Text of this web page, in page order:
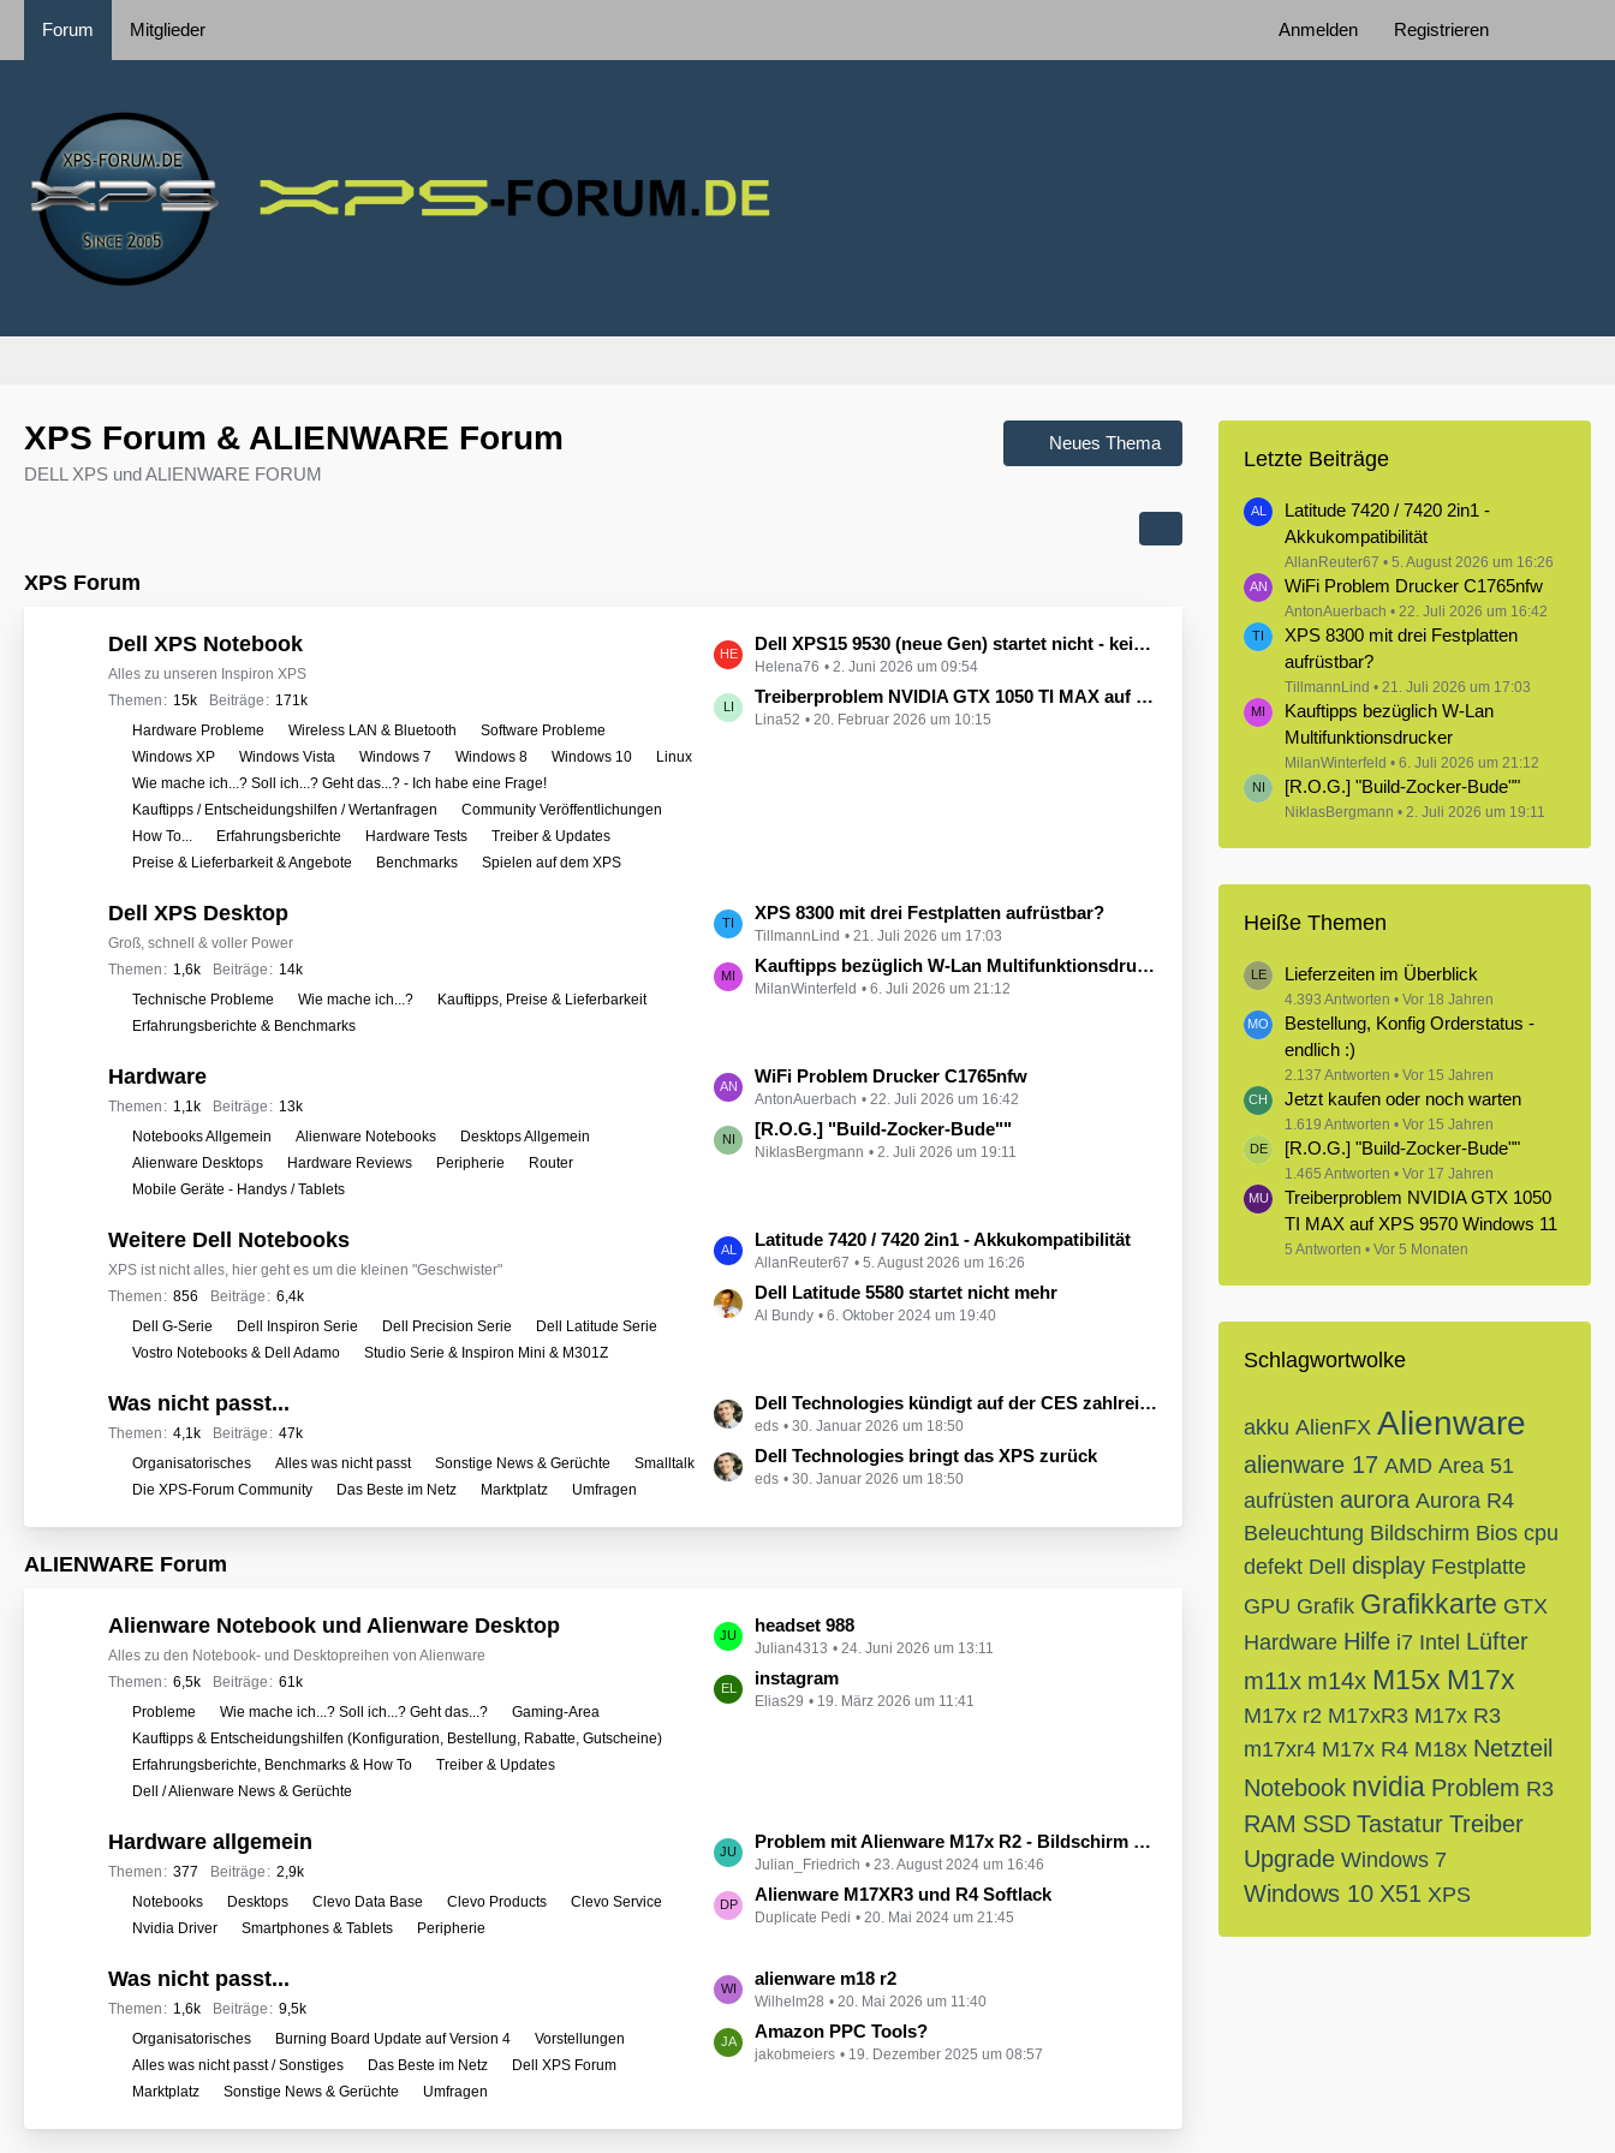
Forum Mitglieder Anmelden Registrieren
XPS Forum & ALIENWARE Forum
DELL XPS und ALIENWARE FORUM
Neues Thema
XPS Forum
Dell XPS Notebook
Alles zu unseren Inspiron XPS
Themen
15k Beiträge 171k
L
e
t
z
r
ä
g
e
Dell XPS15 9530 (neue Gen) startet nicht - kein booten, kein Licht - nichts tut sich - hat jemand eine Idee wie man ihn zum Leben erwecken könnte?
Helena76 2. Juni 2026 um 09:54
Treiberproblem NVIDIA GTX 1050 TI MAX auf XPS 9570 Windows 11
Lina52 20. Februar 2026 um 10:15
r
e
n
Hardware Probleme Wireless LAN & Bluetooth
Software Probleme
Windows XP
Windows Vista Windows 7 Windows 8 Windows 10
Linux
Wie mache ich...? Soll ich...? Geht das...? - Ich habe eine Frage!
Kauftipps / Entscheidungshilfen / Wertanfragen
Community Veröffentlichungen
How To...
Erfahrungsberichte Hardware Tests
Treiber & Updates
Preise & Lieferbarkeit & Angebote
Benchmarks Spielen auf dem XPS
Dell XPS Desktop
Groß, schnell & voller Power
Themen
1,6k Beiträge 14k
L
e
t
z
B
e
t
e
XPS 8300 mit drei Festplatten aufrüstbar?
TillmannLind 21. Juli 2026 um 17:03
Kauftipps bezüglich W-Lan Multifunktionsdrucker
MilanWinterfeld 6. Juli 2026 um 21:12
e
r
n
Technische Probleme Wie mache ich...?
Kauftipps, Preise & Lieferbarkeit
Erfahrungsberichte & Benchmarks
Hardware
Themen 1,1k Beiträge 13k
L
e
t
z
B
e
t
e
WiFi Problem Drucker C1765nfw
AntonAuerbach 22. Juli 2026 um 16:42
[R.O.G.] "Build-Zocker-Bude""
NiklasBergmann 2. Juli 2026 um 19:11
r
f
o
Notebooks Allgemein Alienware Notebooks
Desktops Allgemein
Alienware Desktops
Hardware Reviews Peripherie
Router
Mobile Geräte - Handys / Tablets
Weitere Dell Notebooks
XPS ist nicht alles, hier geht es um die kleinen "Geschwister"
Themen
856 Beiträge 6,4k
L
e
t
z
B
e
t
ä
Latitude 7420 / 7420 2in1 - Akkukompatibilität
AllanReuter67 5. August 2026 um 16:26
Dell Latitude 5580 startet nicht mehr
Al Bundy 6. Oktober 2024 um 19:40
e
r
n
Dell G-Serie Dell Inspiron Serie Dell Precision Serie
Dell Latitude Serie
Vostro Notebooks & Dell Adamo
Studio Serie & Inspiron Mini & M301Z
Was nicht passt...
Themen 4,1k Beiträge 47k
L
e
t
z
t
ä
Dell Technologies kündigt auf der CES zahlreiche Alienware-Neuheiten an
eds 30. Januar 2026 um 18:50
Dell Technologies bringt das XPS zurück
eds 30. Januar 2026 um 18:50
r
o
r
e
Organisatorisches Alles was nicht passt Sonstige News & Gerüchte
Smalltalk
Die XPS-Forum Community
Das Beste im Netz Marktplatz Umfragen
ALIENWARE Forum
Alienware Notebook und Alienware Desktop
Alles zu den Notebook- und Desktopreihen von Alienware
Themen
6,5k Beiträge 61k
L
e
t
z
t
r
ä
headset 988
Julian4313 24. Juni 2026 um 13:11
instagram
Elias29 19. März 2026 um 11:41
f
o
Probleme Wie mache ich...? Soll ich...? Geht das...?
Gaming-Area
Kauftipps & Entscheidungshilfen (Konfiguration, Bestellung, Rabatte, Gutscheine)
Erfahrungsberichte, Benchmarks & How To
Treiber & Updates
Dell / Alienware News & Gerüchte
Hardware allgemein
Themen 377 Beiträge 2,9k
L
e
t
z
e
B
e
i
ä
Problem mit Alienware M17x R2 - Bildschirm bleibt schwarz beim Start
Julian_Friedrich 23. August 2024 um 16:46
Alienware M17XR3 und R4 Softlack
Duplicate Pedi 20. Mai 2024 um 21:45
e
r
Notebooks Desktops Clevo Data Base Clevo Products
Clevo Service
Nvidia Driver
Smartphones & Tablets Peripherie
Was nicht passt...
Themen 1,6k Beiträge 9,5k
L
e
t
z
alienware m18 r2
Wilhelm28 20. Mai 2026 um 11:40
Amazon PPC Tools?
jakobmeiers 19. Dezember 2025 um 08:57
Organisatorisches Burning Board Update auf Version 4
Vorstellungen
Alles was nicht passt / Sonstiges
Das Beste im Netz
Dell XPS Forum
Marktplatz
Sonstige News & Gerüchte Umfragen
Letzte Beiträge
Latitude 7420 / 7420 2in1 -
Akkukompatibilität
AllanReuter67 5. August 2026 um 16:26
WiFi Problem Drucker C1765nfw
AntonAuerbach 22. Juli 2026 um 16:42
XPS 8300 mit drei Festplatten
aufrüstbar?
TillmannLind 21. Juli 2026 um 17:03
Kauftipps bezüglich W-Lan
Multifunktionsdrucker
MilanWinterfeld 6. Juli 2026 um 21:12
[R.O.G.] "Build-Zocker-Bude""
NiklasBergmann 2. Juli 2026 um 19:11
Heiße Themen
Lieferzeiten im Überblick
4.393 Antworten Vor 18 Jahren
Bestellung, Konfig Orderstatus -
endlich :)
2.137 Antworten Vor 15 Jahren
Jetzt kaufen oder noch warten
1.619 Antworten Vor 15 Jahren
[R.O.G.] "Build-Zocker-Bude""
1.465 Antworten Vor 17 Jahren
Treiberproblem NVIDIA GTX 1050
TI MAX auf XPS 9570 Windows 11
5 Antworten Vor 5 Monaten
Schlagwortwolke
akku AlienFX Alienware
alienware 17 AMD Area 51
aufrüsten aurora Aurora R4
Beleuchtung Bildschirm Bios cpu
defekt Dell display Festplatte
GPU Grafik Grafikkarte GTX
Hardware Hilfe i7 Intel Lüfter
m11x m14x M15x M17x
M17x r2 M17xR3 M17x R3
m17xr4 M17x R4 M18x Netzteil
Notebook nvidia Problem R3
RAM SSD Tastatur Treiber
Upgrade Windows 7
Windows 10 X51 XPS